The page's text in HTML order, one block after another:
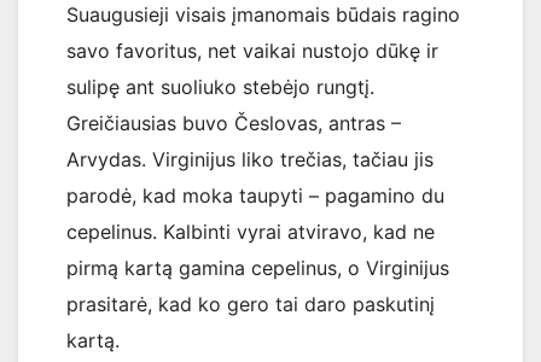
Suaugusieji visais įmanomais būdais ragino
savo favoritus, net vaikai nustojo dūkę ir
sulipę ant suoliuko stebėjo rungtį.
Greičiausias buvo Česlovas, antras –
Arvydas. Virginijus liko trečias, tačiau jis
parodė, kad moka taupyti – pagamino du
cepelinus. Kalbinti vyrai atviravo, kad ne
pirmą kartą gamina cepelinus, o Virginijus
prasitarė, kad ko gero tai daro paskutinį
kartą.